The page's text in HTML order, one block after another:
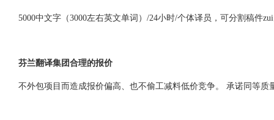
5000中文字（3000左右英文单词）/24小时/个体译员，可分割稿件
芬兰翻译集团合理的报价
不外包项目而造成报价偏高、也不偷工减料低价竞争。 承诺同等质